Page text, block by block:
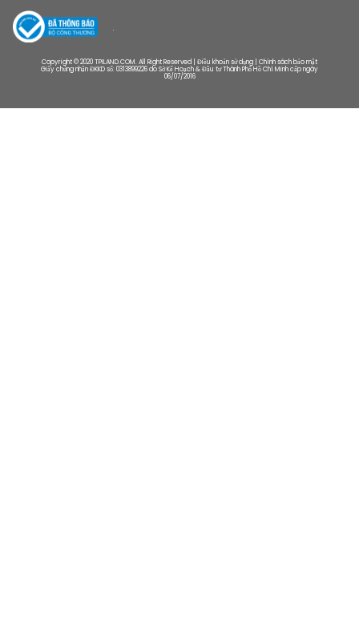
Copyright © 2020 TPILAND.COM. All Right Reserved | Điều khoản sử dụng | Chính sách bảo mật
Giấy chứng nhận ĐKKD số: 0313899226 do Sở Kế Hoạch & Đầu tư Thành Phố Hồ Chí Minh cấp ngày
06/07/2016